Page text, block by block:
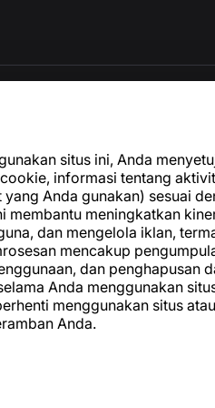
situs ini, Anda
informasi tentang
Anda gunakan) sesuai
membantu meningkatkan
dan mengelola iklan,
mencakup
dan penghapusan
Anda menggunakan
menggunakan situs
Anda.
Berita
Tentang
Kontak